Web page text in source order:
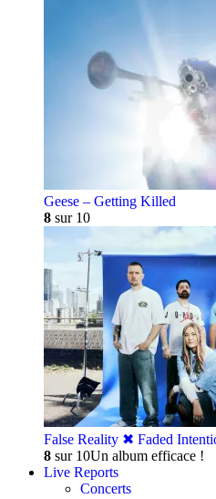
Geese – Getting Killed
8 sur 10
False Reality ✖︎ Faded
8 sur 10Un album efficace !
Live Reports
Concerts